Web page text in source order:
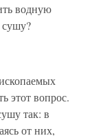
водную
этот вопрос.
так: в
от них,